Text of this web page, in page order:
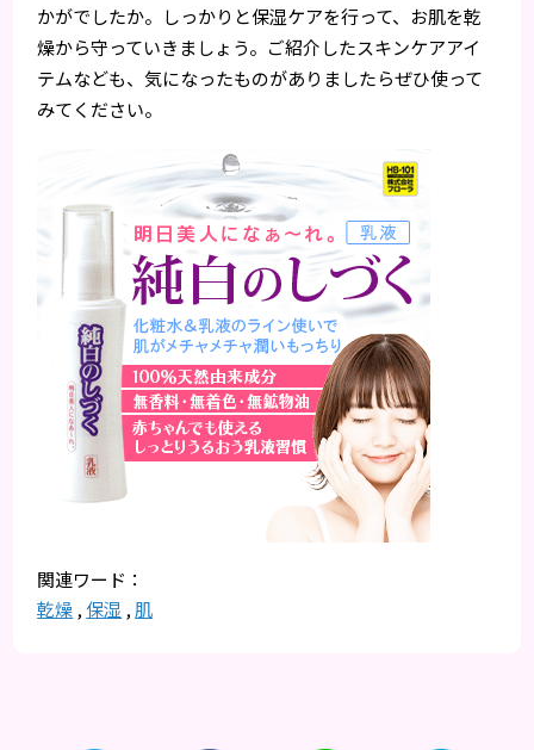
かがでしたか。しっかりと保湿ケアを行って、お肌を乾
燥から守っていきましょう。ご紹介したスキンケアアイ
テムなども、気になったものがありましたらぜひ使って
みてください。
乾燥 ,保湿 , 肌